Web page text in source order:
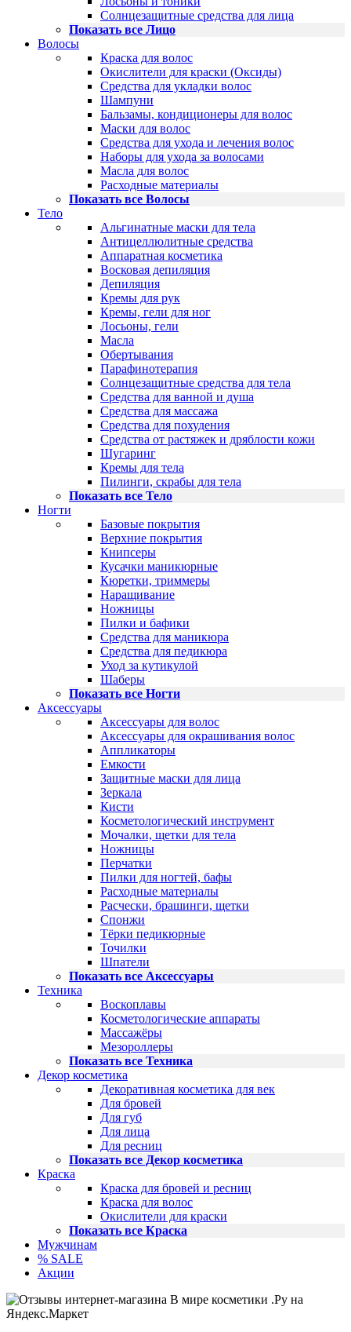
Солнцезащитные средства для лица
Показать все Лицо
Волосы
Краска для волос
Окислители для краски (Оксиды)
Средства для укладки волос
Шампуни
Бальзамы, кондиционеры для волос
Маски для волос
Средства для ухода и лечения волос
Наборы для ухода за волосами
Масла для волос
Расходные материалы
Показать все Волосы
Тело
Альгинатные маски для тела
Антицеллюлитные средства
Аппаратная косметика
Восковая депиляция
Депиляция
Кремы для рук
Кремы, гели для ног
Лосьоны, гели
Масла
Обертывания
Парафинотерапия
Солнцезащитные средства для тела
Средства для ванной и душа
Средства для массажа
Средства для похудения
Средства от растяжек и дряблости кожи
Шугаринг
Кремы для тела
Пилинги, скрабы для тела
Показать все Тело
Ногти
Базовые покрытия
Верхние покрытия
Книпсеры
Кусачки маникюрные
Кюретки, триммеры
Наращивание
Ножницы
Пилки и бафики
Средства для маникюра
Средства для педикюра
Уход за кутикулой
Шаберы
Показать все Ногти
Аксессуары
Аксессуары для волос
Аксессуары для окрашивания волос
Аппликаторы
Емкости
Защитные маски для лица
Зеркала
Кисти
Косметологический инструмент
Мочалки, щетки для тела
Ножницы
Перчатки
Пилки для ногтей, бафы
Расходные материалы
Расчески, брашинги, щетки
Спонжи
Тёрки педикюрные
Точилки
Шпатели
Показать все Аксессуары
Техника
Воскоплавы
Косметологические аппараты
Массажёры
Мезороллеры
Показать все Техника
Декор косметика
Декоративная косметика для век
Для бровей
Для губ
Для лица
Для ресниц
Показать все Декор косметика
Краска
Краска для бровей и ресниц
Краска для волос
Окислители для краски
Показать все Краска
Мужчинам
% SALE
Акции